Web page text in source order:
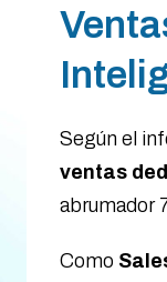
Según el
ventas
abrumador
Como